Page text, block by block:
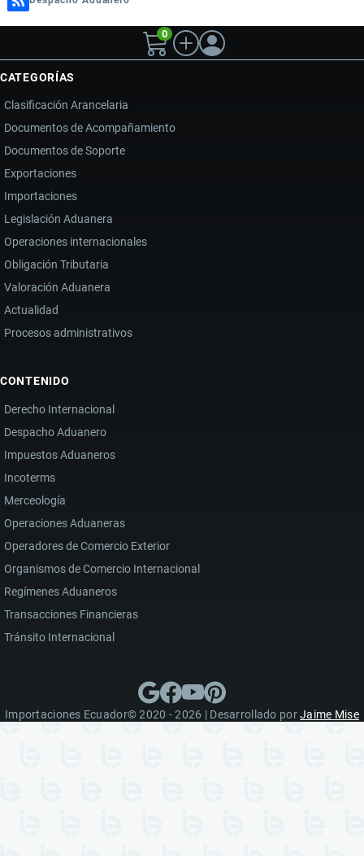
0
CATEGORÍAS
Clasificación Arancelaria
Documentos de Acompañamiento
Documentos de Soporte
Exportaciones
Importaciones
Legislación Aduanera
Operaciones internacionales
Obligación Tributaria
Valoración Aduanera
Actualidad
Procesos administrativos
CONTENIDO
Derecho Internacional
Despacho Aduanero
Impuestos Aduaneros
Incoterms
Merceología
Operaciones Aduaneras
Operadores de Comercio Exterior
Organismos de Comercio Internacional
Regímenes Aduaneros
Transacciones Financieras
Tránsito Internacional
Importaciones Ecuador© 2020 - 2026 | Desarrollado porJaime Mise